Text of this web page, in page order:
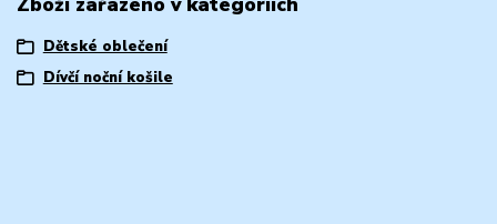
Dětské oblečení
Dívčí noční košile